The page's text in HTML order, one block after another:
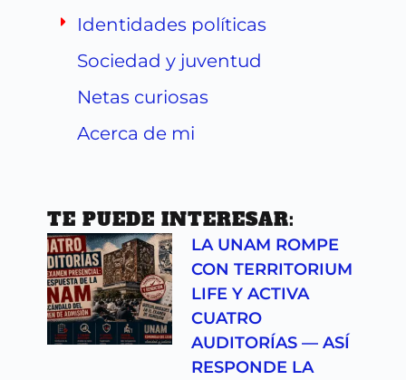
Identidades políticas
Sociedad y juventud
Netas curiosas
Acerca de mi
TE PUEDE INTERESAR:
LA UNAM ROMPE
CON TERRITORIUM
LIFE Y ACTIVA
CUATRO
AUDITORÍAS — ASÍ
RESPONDE LA